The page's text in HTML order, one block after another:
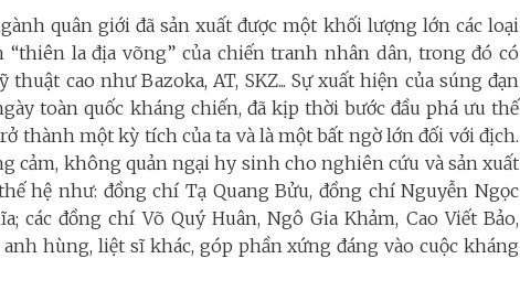
quân giới đã sản xuất được một khối lượng lớn các loại
la địa võng” của chiến tranh nhân dân, trong đó có
cao như Bazoka, AT, SKZ... Sự xuất hiện của súng đạn
toàn quốc kháng chiến, đã kịp thời bước đầu phá ưu thế
thành một kỳ tích của ta và là một bất ngờ lớn đối với địch.
cảm, không quản ngại hy sinh cho nghiên cứu và sản xuất
hệ như: đồng chí Tạ Quang Bửu, đồng chí Nguyễn Ngọc
các đồng chí Võ Quý Huân, Ngô Gia Khảm, Cao Viết Bảo,
hùng, liệt sĩ khác, góp phần xứng đáng vào cuộc kháng